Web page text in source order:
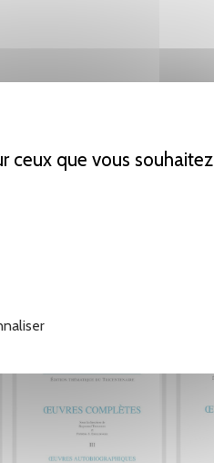
ceux que vous souhaitez